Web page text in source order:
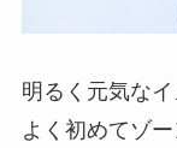
明るく元気な
よく初めてゾ